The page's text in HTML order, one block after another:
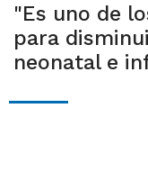
"Es uno de
para
neonatal e